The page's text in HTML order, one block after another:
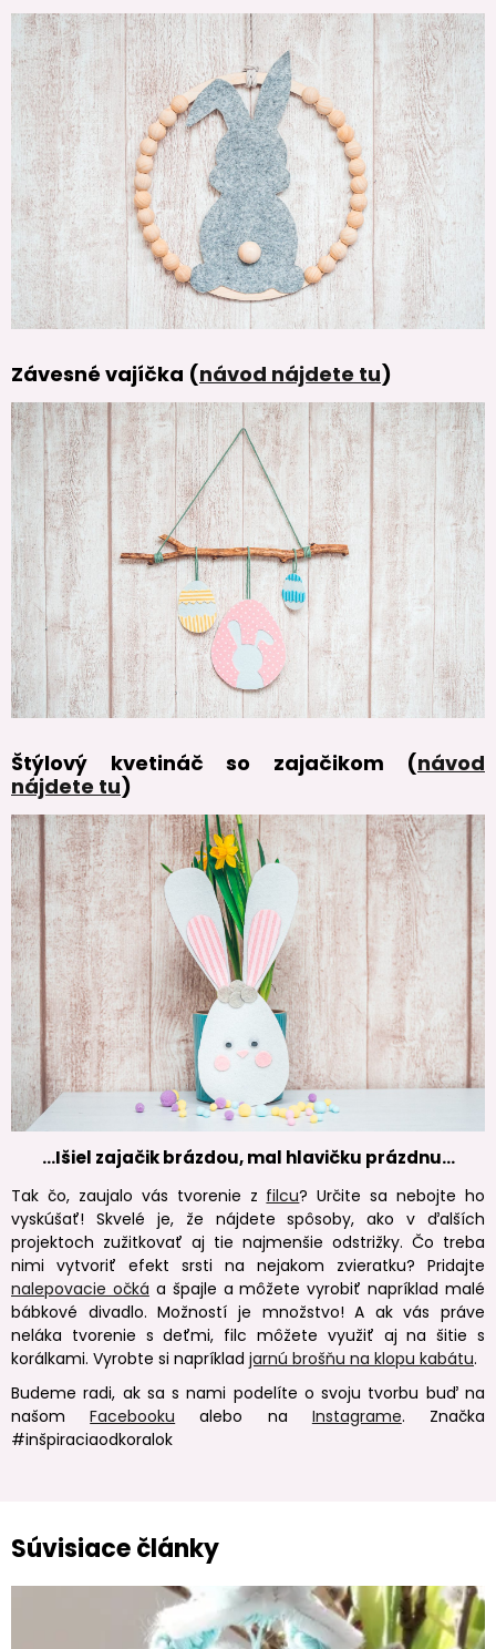
Závesné vajíčka (návod nájdete tu)
Štýlový kvetináč so zajačikom (návod
nájdete tu)
…Išiel zajačik brázdou, mal hlavičku prázdnu…
Tak čo, zaujalo vás tvorenie z filcu? Určite sa nebojte ho
vyskúšať! Skvelé je, že nájdete spôsoby, ako v ďalších
projektoch zužitkovať aj tie najmenšie odstrižky. Čo treba
nimi vytvoriť efekt srsti na nejakom zvieratku? Pridajte
nalepovacie očká a špajle a môžete vyrobiť napríklad malé
bábkové divadlo. Možností je množstvo! A ak vás práve
neláka tvorenie s deťmi, filc môžete využiť aj na šitie s
korálkami. Vyrobte si napríklad jarnú brošňu na klopu kabátu.
Budeme radi, ak sa s nami podelíte o svoju tvorbu buď na
našomFacebooku alebo na Instagrame. Značka
#inšpiraciaodkoralok
Súvisiace články